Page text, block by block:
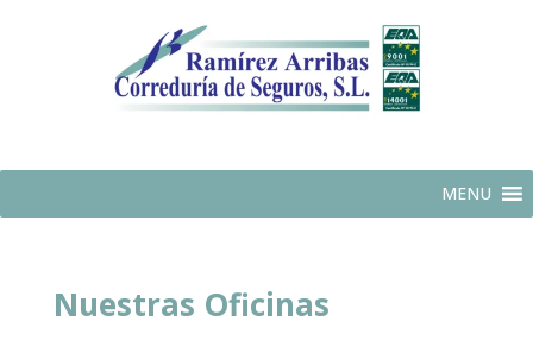
MENU
Nuestras Oficinas